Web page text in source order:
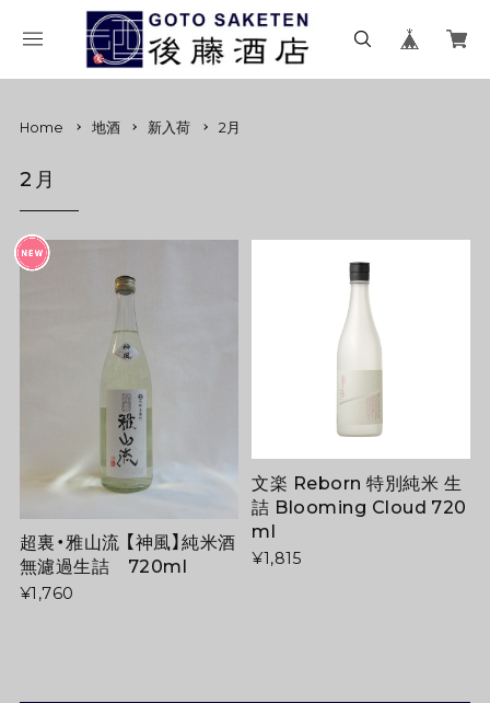
Home 地酒 新入荷 2月
2月
超裏・雅山流 【神風】純米酒
無濾過生詰 720ml
¥1,760
文楽 Reborn 特別純米 生
詰 Blooming Cloud 720
ml
¥1,815